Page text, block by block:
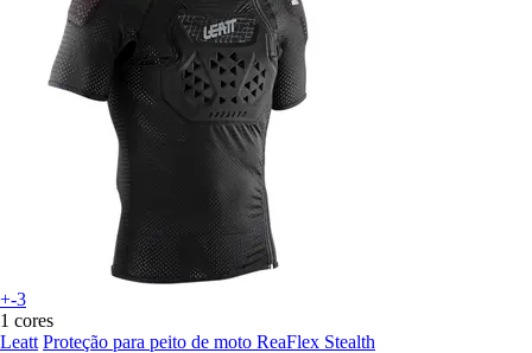
+-3
1 cores
Leatt Proteção para peito de moto ReaFlex Stealth